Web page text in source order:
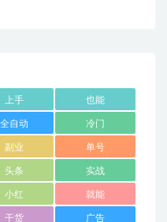
上手 也能
全自动 冷门
副业 单号
头条 实战
小红 就能
干货 广告